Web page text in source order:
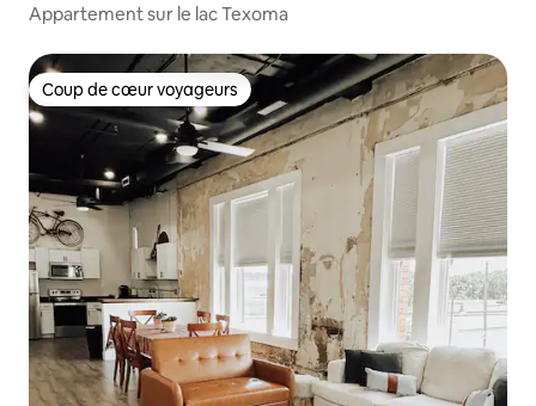
Appartement sur le lac Texoma
Coup de cœur voyageurs
Coup de cœur voyageurs